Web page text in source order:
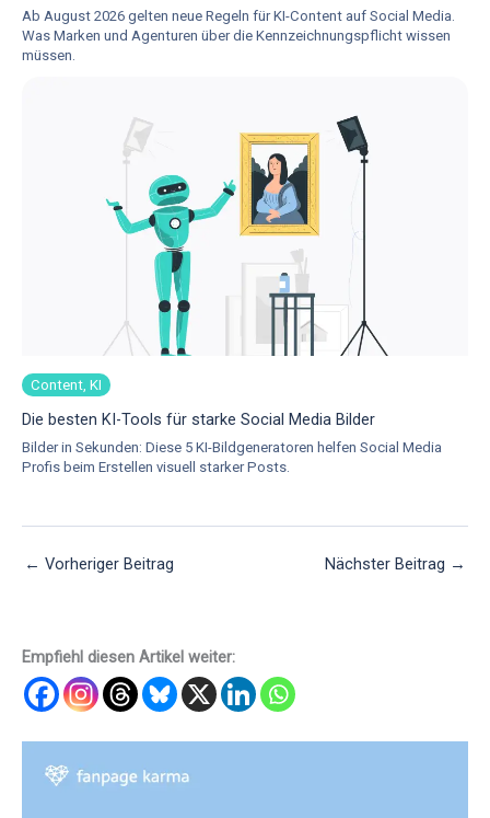
Ab August 2026 gelten neue Regeln für KI-Content auf Social Media.
Was Marken und Agenturen über die Kennzeichnungspflicht wissen
müssen.
Content, KI
Die besten KI-Tools für starke Social Media Bilder
Bilder in Sekunden: Diese 5 KI-Bildgeneratoren helfen Social Media
Profis beim Erstellen visuell starker Posts.
← Vorheriger Beitrag Nächster Beitrag →
Empfiehl diesen Artikel weiter: